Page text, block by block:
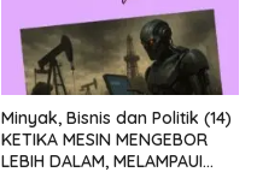
Minyak, Bisnis dan Politik (14)
KETIKA MESIN MENGEBOR
LEBIH DALAM, MELAMPAUI